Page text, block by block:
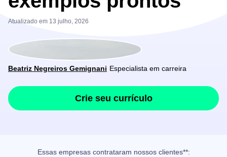
Atualizado em 13 julho, 2026
Beatriz Negreiros Gemignani Especialista em carreira
Crie seu currículo
Essas empresas contrataram nossos clientes**: